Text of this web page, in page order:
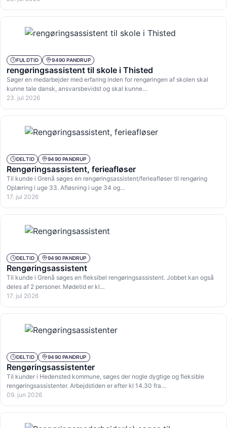
FULDTID 9490 PANDRUP
rengøringsassistent til skole i Thisted
Søger en medarbejder med erfaring inden for rengøringen af skolen skal
kunne tale dansk, ansvarsbevidst og skal kunne…
23. jul 2026
DELTID 9490 PANDRUP
Rengøringsassistent, ferieafløser
Til kunde i Grenå søges en rengøringsassistent/ferieafløser til rengøring
Oplæring i uge 33. Afløsning i uge 34 og…
17. jul 2026
DELTID 9490 PANDRUP
Rengøringsassistent
Til kunde i Grenå søges en fleksibel rengøringsassistent. Jobbet kan også
deles af 2 personer. Mødetid er kl…
17. jul 2026
DELTID 9490 PANDRUP
Rengøringsassistenter
Til kunder i Hedensted kommune, søges der nogle dygtige og fleksible
rengøringsassistenter. Arbejdstiden er efter kl 14.30 fra…
09. jun 2026